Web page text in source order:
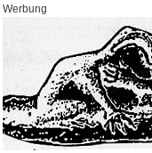
Werbung